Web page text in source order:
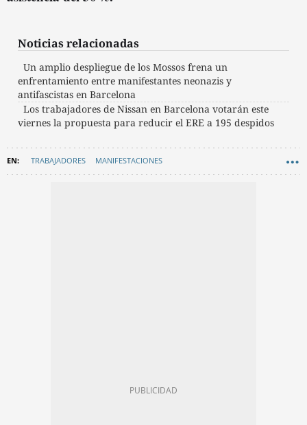
Noticias relacionadas
Un amplio despliegue de los Mossos frena un
enfrentamiento entre manifestantes neonazis y
antifascistas en Barcelona
Los trabajadores de Nissan en Barcelona votarán este
viernes la propuesta para reducir el ERE a 195 despidos
TRABAJADORES MANIFESTACIONES